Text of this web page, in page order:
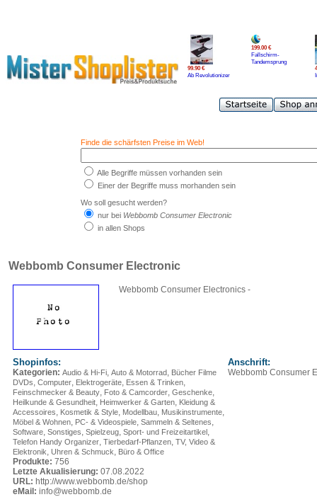
99.90 €
Ab Revolutionizer
199.00 €
Fallschirm-
Tandemsprung
Finde die schärfsten Preise im Web!
Alle Begriffe müssen vorhanden sein
Einer der Begriffe muss morhanden sein
Wo soll gesucht werden?
nur bei Webbomb Consumer Electronic
in allen Shops
Webbomb Consumer Electronic
Webbomb Consumer Electronics -
Shopinfos: Anschrift:
Kategorien: Audio & Hi-Fi Auto & Motorrad Bücher Filme
DVDs Computer Elektrogeräte Essen & Trinken
Feinschmecker & Beauty Foto & Camcorder Geschenke
Heilkunde & Gesundheit Heimwerker & Garten Kleidung &
Accessoires
Kosmetik & Style Modellbau Musikinstrumente
Möbel & Wohnen PC- & Videospiele Sammeln & Seltenes
Software Sonstiges Spielzeug Sport- und Freizeitartikel
Telefon Handy Organizer Tierbedarf-Pflanzen TV, Video &
Elektronik Uhren & Schmuck Büro & Office
Produkte: 756
Letzte Akualisierung: 07.08.2022
URL: http://www.webbomb.de/shop
eMail: info@webbomb.de
Webbomb Consumer